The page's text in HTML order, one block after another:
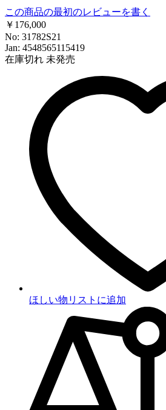
この商品の最初のレビューを書く
￥176,000
No: 31782S21
Jan: 4548565115419
在庫切れ 未発売
ほしい物リストに追加